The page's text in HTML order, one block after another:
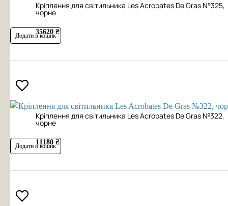
Кріплення для світильника Les Acrobates De Gras N°325,
чорне
35620 ₴
Додати в кошик
Кріплення для світильника Les Acrobates De Gras №322,
чорне
11180 ₴
Додати в кошик